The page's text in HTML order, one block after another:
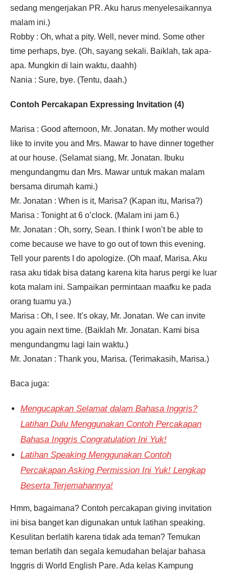
sedang mengerjakan PR. Aku harus menyelesaikannya
malam ini.)
Robby : Oh, what a pity. Well, never mind. Some other
time perhaps, bye. (Oh, sayang sekali. Baiklah, tak apa-
apa. Mungkin di lain waktu, daahh)
Nania : Sure, bye. (Tentu, daah.)
Contoh Percakapan Expressing Invitation (4)
Marisa : Good afternoon, Mr. Jonatan. My mother would
like to invite you and Mrs. Mawar to have dinner together
at our house. (Selamat siang, Mr. Jonatan. Ibuku
mengundangmu dan Mrs. Mawar untuk makan malam
bersama dirumah kami.)
Mr. Jonatan : When is it, Marisa? (Kapan itu, Marisa?)
Marisa : Tonight at 6 o’clock. (Malam ini jam 6.)
Mr. Jonatan : Oh, sorry, Sean. I think I won’t be able to
come because we have to go out of town this evening.
Tell your parents I do apologize. (Oh maaf, Marisa. Aku
rasa aku tidak bisa datang karena kita harus pergi ke luar
kota malam ini. Sampaikan permintaan maafku ke pada
orang tuamu ya.)
Marisa : Oh, I see. It’s okay, Mr. Jonatan. We can invite
you again next time. (Baiklah Mr. Jonatan. Kami bisa
mengundangmu lagi lain waktu.)
Mr. Jonatan : Thank you, Marisa. (Terimakasih, Marisa.)
Baca juga:
Mengucapkan Selamat dalam Bahasa Inggris?
Latihan Dulu Menggunakan Contoh Percakapan
Bahasa Inggris Congratulation Ini Yuk!
Latihan Speaking Menggunakan Contoh
Percakapan Asking Permission Ini Yuk! Lengkap
Beserta Terjemahannya!
Hmm, bagaimana? Contoh percakapan giving invitation
ini bisa banget kan digunakan untuk latihan speaking.
Kesulitan berlatih karena tidak ada teman? Temukan
teman berlatih dan segala kemudahan belajar bahasa
Inggris di World English Pare. Ada kelas Kampung